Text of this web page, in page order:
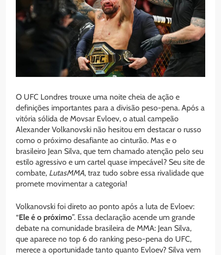
O UFC Londres trouxe uma noite cheia de ação e
definições importantes para a divisão peso-pena. Após a
vitória sólida de Movsar Evloev, o atual campeão
Alexander Volkanovski não hesitou em destacar o russo
como o próximo desafiante ao cinturão. Mas e o
brasileiro Jean Silva, que tem chamado atenção pelo seu
estilo agressivo e um cartel quase impecável? Seu site de
combate, LutasMMA, traz tudo sobre essa rivalidade que
promete movimentar a categoria!
Volkanovski foi direto ao ponto após a luta de Evloev:
“Ele é o próximo”. Essa declaração acende um grande
debate na comunidade brasileira de MMA: Jean Silva,
que aparece no top 6 do ranking peso-pena do UFC,
merece a oportunidade tanto quanto Evloev? Silva vem